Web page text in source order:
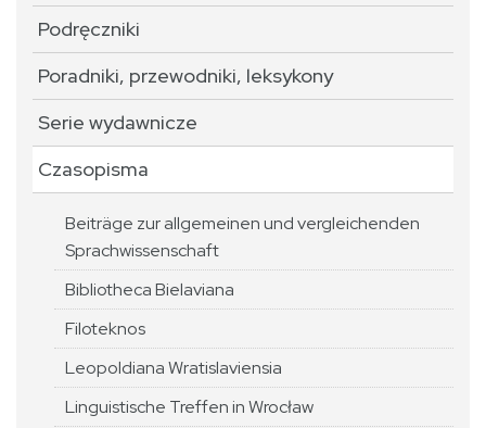
Podręczniki
Poradniki, przewodniki, leksykony
Serie wydawnicze
Czasopisma
Beiträge zur allgemeinen und vergleichenden
Sprachwissenschaft
Bibliotheca Bielaviana
Filoteknos
Leopoldiana Wratislaviensia
Linguistische Treffen in Wrocław